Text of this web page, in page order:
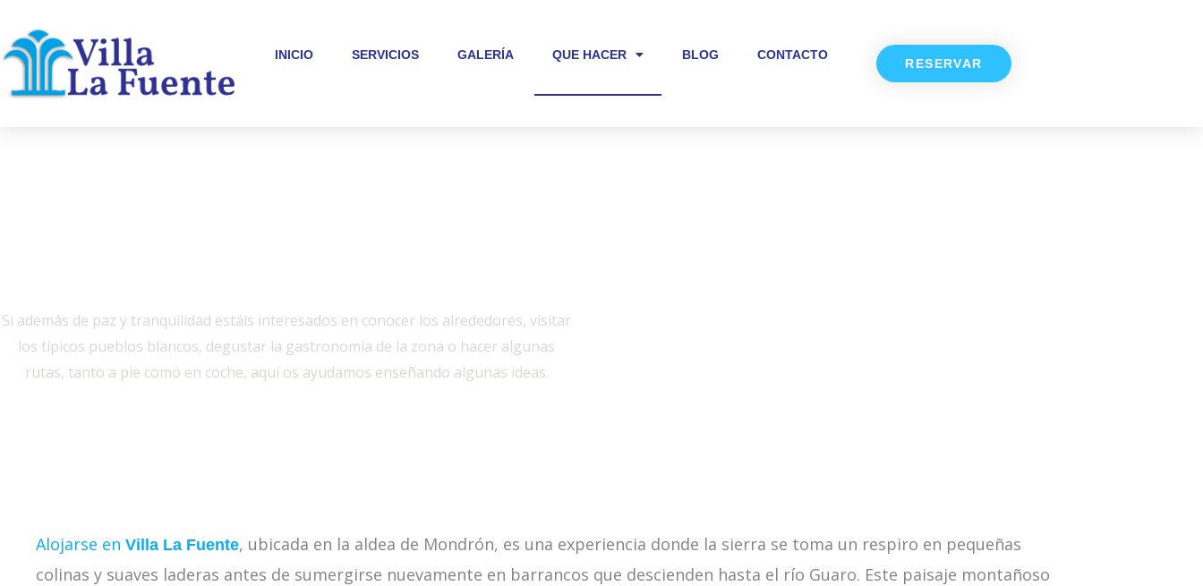
contenido
INICIO SERVICIOS GALERÍA QUE HACER BLOG CONTACTO
RESERVAR
Si además de paz y tranquilidad estáis interesados en conocer los alrededores, visitar
los típicos pueblos blancos, degustar la gastronomía de la zona o hacer algunas
rutas, tanto a pie como en coche, aquí os ayudamos enseñando algunas ideas.
Alojarse en Villa La Fuente, ubicada en la aldea de Mondrón, es una experiencia donde la sierra se toma un respiro en pequeñas
colinas y suaves laderas antes de sumergirse nuevamente en barrancos que descienden hasta el río Guaro. Este paisaje montañoso